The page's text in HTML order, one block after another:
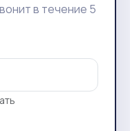
в течение 5